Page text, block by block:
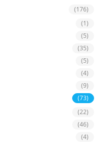
(176)
(1)
(5)
(35)
(5)
(4)
(9)
(73)
(22)
(46)
(4)